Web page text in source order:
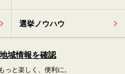
選挙ノウハウ
域情報を確認
っと楽しく、便利に。